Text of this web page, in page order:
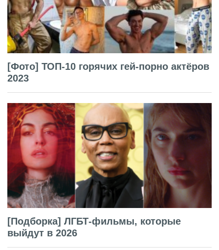
[Фото] ТОП-10 горячих гей-порно актёров
2023
[Подборка] ЛГБТ-фильмы, которые
выйдут в 2026